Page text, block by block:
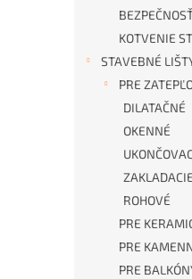
KOTVENIE
STAVEBNÉ
PRE
DILATAČNÉ
OKENNÉ
ZAKLADACIE
ROHOVÉ
PRE
PRE
PRE